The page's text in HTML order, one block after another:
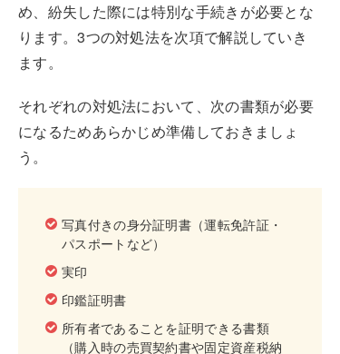
め、紛失した際には特別な手続きが必要とな
ります。3つの対処法を次項で解説していき
ます。
それぞれの対処法において、次の書類が必要
になるためあらかじめ準備しておきましょ
う。
写真付きの身分証明書（運転免許証・
パスポートなど）
実印
印鑑証明書
所有者であることを証明できる書類
（購入時の売買契約書や固定資産税納